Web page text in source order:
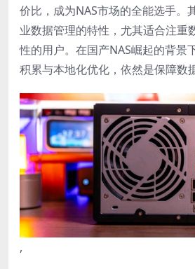
价比，成为NAS市场的全能选手。
业数据管理的特性，尤其适合注重
性的用户。在国产NAS崛起的背景
积累与本地化优化，依然是保障数
,